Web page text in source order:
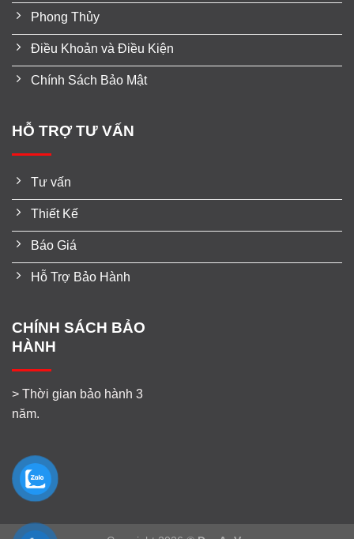
Phong Thủy
Điều Khoản và Điều Kiện
Chính Sách Bảo Mật
HỖ TRỢ TƯ VẤN
Tư vấn
Thiết Kế
Báo Giá
Hỗ Trợ Bảo Hành
CHÍNH SÁCH BẢO
HÀNH
> Thời gian bảo hành 3
năm.